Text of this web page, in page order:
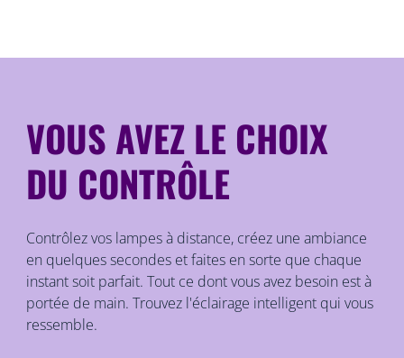
VOUS AVEZ LE CHOIX
DU CONTRÔLE
Contrôlez vos lampes à distance, créez une ambiance
en quelques secondes et faites en sorte que chaque
instant soit parfait. Tout ce dont vous avez besoin est à
portée de main. Trouvez l'éclairage intelligent qui vous
ressemble.